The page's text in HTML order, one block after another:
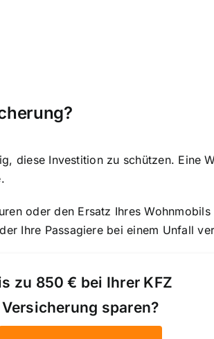
diese Investition zu schützen. Eine
oder den Ersatz Ihres
Ihre Passagiere bei einem Unfall
zu 850 € bei Ihrer KFZ
Versicherung sparen?